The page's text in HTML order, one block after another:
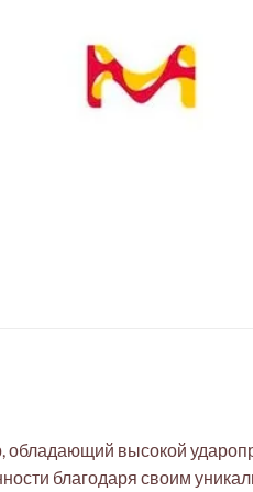
высокой
благодаря своим